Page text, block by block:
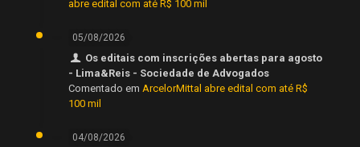
abre edital com até R$ 100 mil
05/08/2026
Os editais com inscrições abertas para agosto
- Lima&Reis - Sociedade de Advogados
Comentado em ArcelorMittal abre edital com até R$
100 mil
04/08/2026